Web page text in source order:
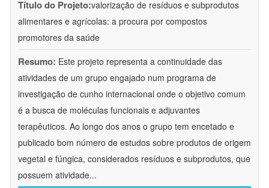
Título do Projeto:valorização de resíduos e subprodutos
alimentares e agrícolas: a procura por compostos
promotores da saúde
Resumo: Este projeto representa a continuidade das
atividades de um grupo engajado num programa de
investigação de cunho internacional onde o objetivo comum
é a busca de moléculas funcionais e adjuvantes
terapêuticos. Ao longo dos anos o grupo tem encetado e
publicado bom número de estudos sobre produtos de origem
vegetal e fúngica, considerados resíduos e subprodutos, que
possuem atividade...